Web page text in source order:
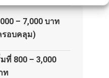
– 7,000 บาท
รอบคลุม)
มที่ 800 – 3,000
ท